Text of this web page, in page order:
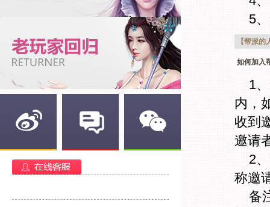
5
【帮派的
如何加入
1
内，
收到
邀请
2
称邀
备